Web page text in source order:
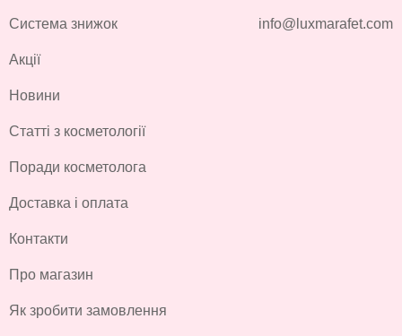
Система знижок
Акції
Новини
Статті з косметології
Поради косметолога
Доставка і оплата
Контакти
Про магазин
Як зробити замовлення
info@luxmarafet.com